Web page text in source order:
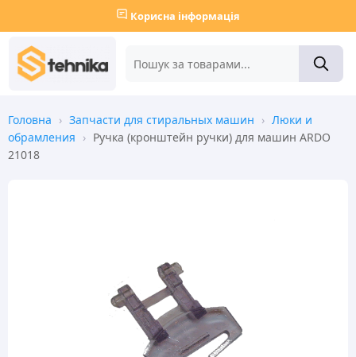
Корисна інформація
Головна › Запчасти для стиральных машин › Люки и
обрамления › Ручка (кронштейн ручки) для машин ARDO
21018